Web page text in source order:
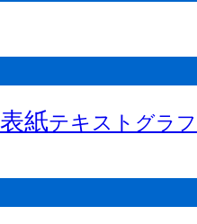
表紙テキスト グラフ